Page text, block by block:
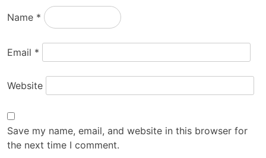
Name *
Email *
Website
Save my name, email, and website in this browser for
the next time I comment.